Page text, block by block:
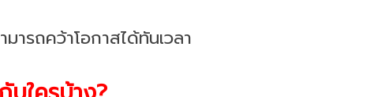
ารถคว้าโอกาสได้ทันเวลา